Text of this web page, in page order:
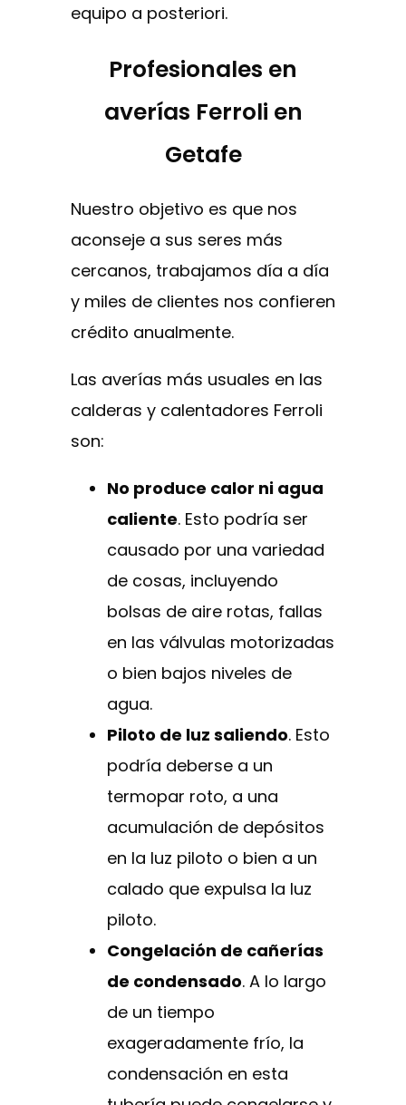
equipo a posteriori.
Profesionales en
averías Ferroli en
Getafe
Nuestro objetivo es que nos
aconseje a sus seres más
cercanos, trabajamos día a día
y miles de clientes nos confieren
crédito anualmente.
Las averías más usuales en las
calderas y calentadores Ferroli
son:
No produce calor ni agua
caliente. Esto podría ser
causado por una variedad
de cosas, incluyendo
bolsas de aire rotas, fallas
en las válvulas motorizadas
o bien bajos niveles de
agua.
Piloto de luz saliendo. Esto
podría deberse a un
termopar roto, a una
acumulación de depósitos
en la luz piloto o bien a un
calado que expulsa la luz
piloto.
Congelación de cañerías
de condensado. A lo largo
de un tiempo
exageradamente frío, la
condensación en esta